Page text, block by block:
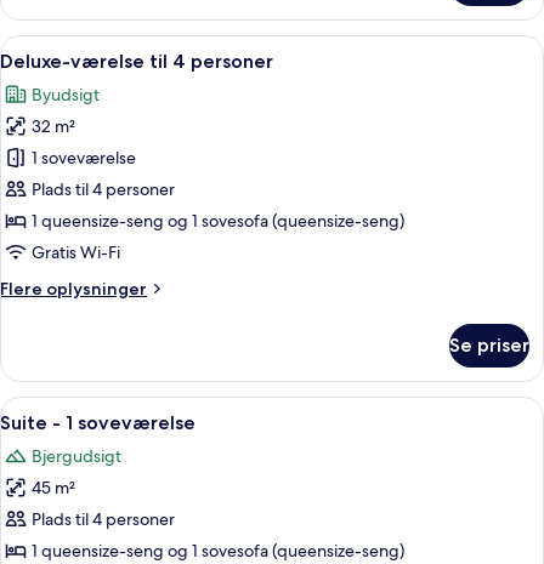
værelse
til
3
Indlæs
alle
billeder
af
Deluxe-
værelse
til
4
Et moderne hotelværelse med en
13
Deluxe-værelse til 4 personer
Byudsigt
32 m²
1 soveværelse
Plads til 4 personer
1 queensize-seng og 1 sovesofa (queensize-seng)
Gratis Wi-Fi
Flere oplysninger
Flere
værelse
til
4
Se priser
Indlæs
alle
billeder
af
Suite
-
Et hotelværelse med to senge, en
9
Suite - 1 soveværelse
Bjergudsigt
45 m²
Plads til 4 personer
1 queensize-seng og 1 sovesofa (queensize-seng)